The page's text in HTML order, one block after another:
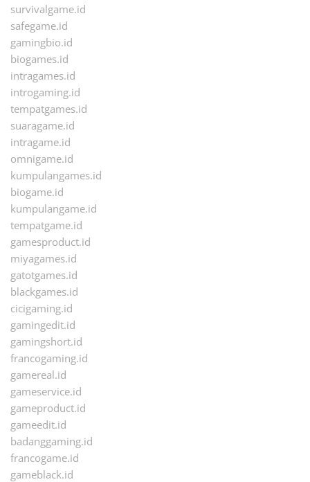
survivalgame.id
safegame.id
gamingbio.id
biogames.id
intragames.id
introgaming.id
tempatgames.id
suaragame.id
intragame.id
omnigame.id
kumpulangames.id
biogame.id
kumpulangame.id
tempatgame.id
gamesproduct.id
miyagames.id
gatotgames.id
blackgames.id
cicigaming.id
gamingedit.id
gamingshort.id
francogaming.id
gamereal.id
gameservice.id
gameproduct.id
gameedit.id
badanggaming.id
francogame.id
gameblack.id